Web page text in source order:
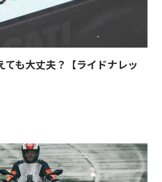
も大丈夫？【ライドナレッ